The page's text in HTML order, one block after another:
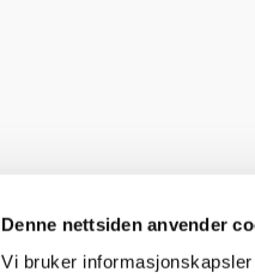
Denne nettsiden anvender
Vi bruker